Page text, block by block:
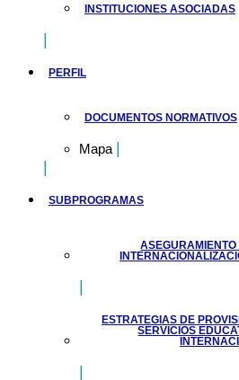
INSTITUCIONES ASOCIADAS
PERFIL
DOCUMENTOS NORMATIVOS
Mapa
SUBPROGRAMAS
ESTRATEGIAS DE
SERVICIOS